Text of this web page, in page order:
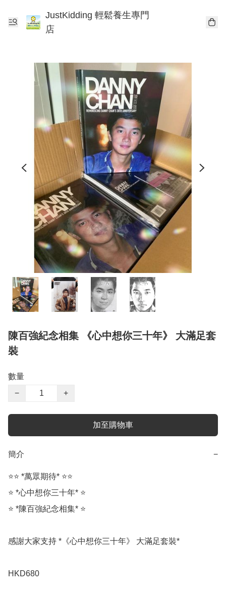
JustKidding 輕鬆養生專門
店
陳百強紀念相集 《心中想你三十年》 大滿足套
裝
數量
−
+
加至購物車
簡介 −
⭐️⭐️ *萬眾期待* ⭐️⭐️
⭐️ *心中想你三十年* ⭐️
⭐️ *陳百強紀念相集* ⭐️
感謝大家支持 *《心中想你三十年》 大滿足套裝*
HKD680